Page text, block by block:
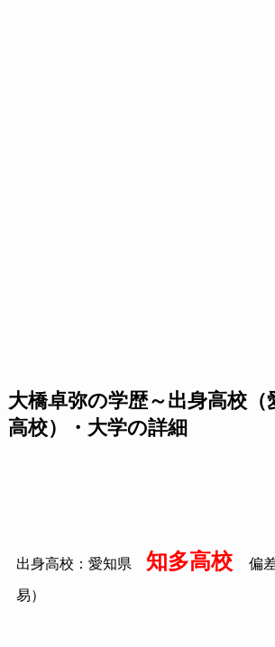
大橋卓弥の学歴～出身高校（
高校）・大学の詳細
出身高校：愛知県 知多高校 偏
易）